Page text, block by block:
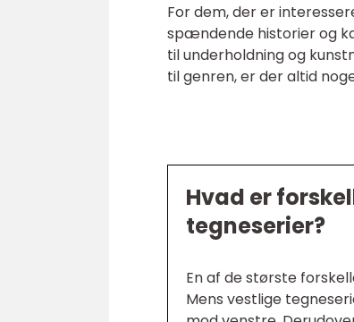
For dem, der er
spændende historier og
til underholdning og
til genren, er der altid
Hvad er
tegneserier?
En af de største
Mens vestlige